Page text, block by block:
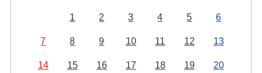
1 2 3 4 5 6
7 8 9 10 11 12 13
14 15 16 17 18 19 20